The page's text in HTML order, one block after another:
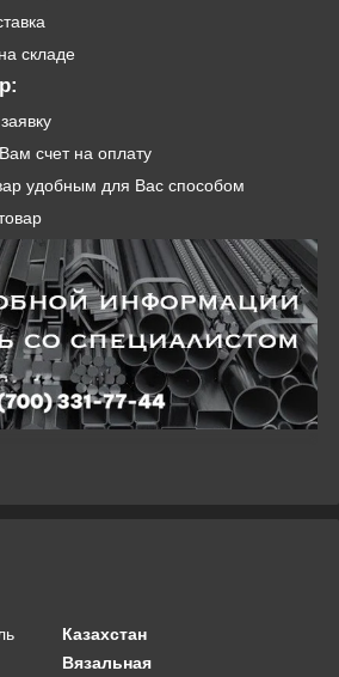
складе
счет на оплату
удобным для Вас способом
Казахстан
Вязальная